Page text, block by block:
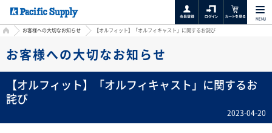
MENU
HOMEお客様への大切なお知らせ 【オルフィット】「オルフィキャスト」に関するお詫び
お客様への大切なお知らせ
【オルフィット】「オルフィキャスト」に関するお
詫び
2023-04-20